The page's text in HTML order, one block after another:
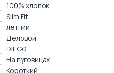
100% хлопок
Slim Fit
летний
Деловой
DIEGO
На пуговицах
Короткий